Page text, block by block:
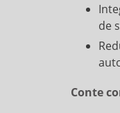
de
Conte